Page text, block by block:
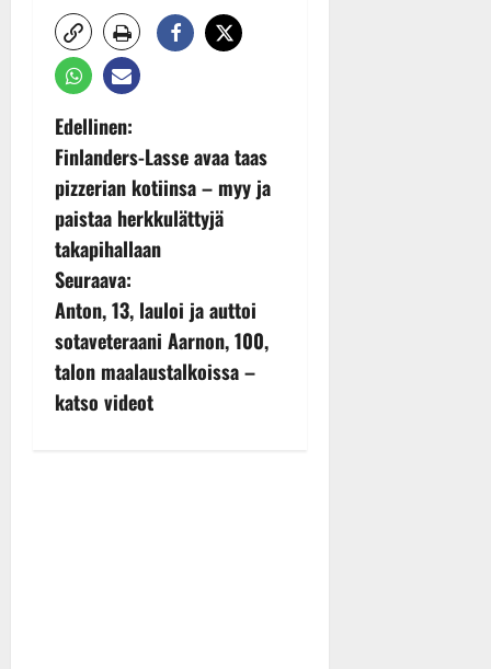
P
o
s
t
n
a
v
Edellinen:
Finlanders-Lasse avaa taas
pizzerian kotiinsa – myy ja
paistaa herkkulättyjä
takapihallaan
Seuraava:
Anton, 13, lauloi ja auttoi
sotaveteraani Aarnon, 100,
talon maalaustalkoissa –
katso videot